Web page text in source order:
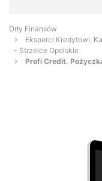
Orły Finansów
Eksperci Kredytowi,
- Strzelce Opolskie
Profi Credit.